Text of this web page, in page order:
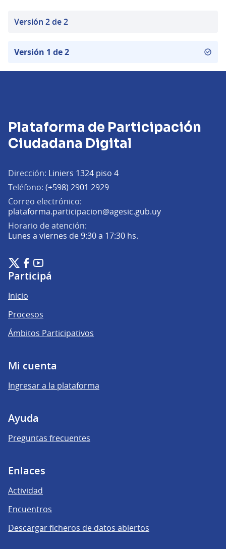
Versión 2 de 2
Versión 1 de 2
Plataforma de Participación
Ciudadana Digital
Dirección: Liniers 1324 piso 4
Teléfono: (+598) 2901 2929
Correo electrónico:
plataforma.participacion@agesic.gub.uy(Abrir en una
Horario de atención:
Lunes a viernes de 9:30 a 17:30 hs.
Plataforma de Participación Ciudadana Digital en X
(Enlace externo)
Plataforma de Participación Ciudadana Digital en Facebook
(Enlace externo)
Plataforma de Participación Ciudadana Digital en
(Enlace externo)
Participá
Inicio
Procesos
Ámbitos Participativos
Mi cuenta
Ingresar a la plataforma
Ayuda
Preguntas frecuentes
Enlaces
Actividad
Encuentros
Descargar ficheros de datos abiertos